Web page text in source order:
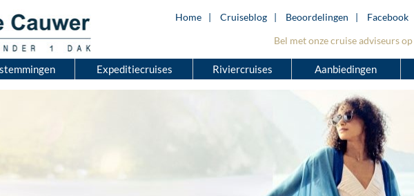
Home Cruiseblog Beoordelingen Facebook
Bel met onze cruise adviseurs op
Expeditiecruises Riviercruises Aanbiedingen